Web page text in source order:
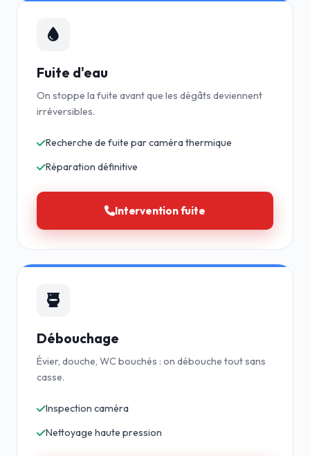
Fuite d'eau
On stoppe la fuite avant que les dégâts deviennent
irréversibles.
Recherche de fuite par caméra thermique
Réparation définitive
Intervention fuite
Débouchage
Évier, douche, WC bouchés : on débouche tout sans
casse.
Inspection caméra
Nettoyage haute pression